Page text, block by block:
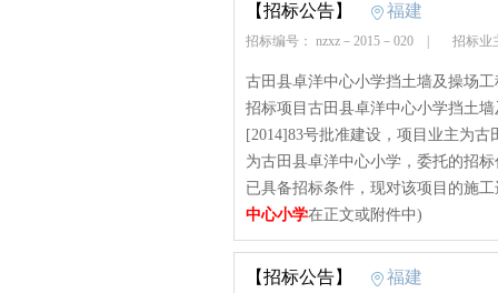
【招标公告】 福建
招标编号： nzxz－2015－020 招标业
古田县卓洋中心小学挡土墙及操场
招标项目古田县卓洋中心小学挡土
[2014]83号批准建设，项目业主为
为古田县卓洋中心小学，委托的招
已具备招标条件，现对该项目的施
中心小学在正文或附件中)
【招标公告】 福建